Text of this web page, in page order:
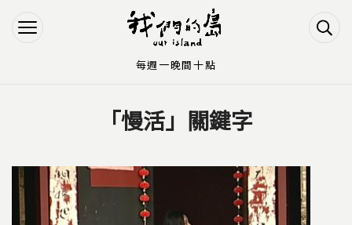
Jump to Navigation
Jump to Main content
「慢活」關鍵字
每週一晚間十點